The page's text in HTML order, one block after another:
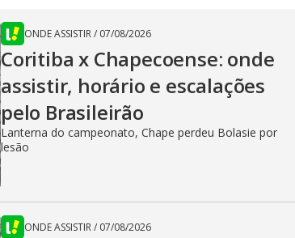
ONDE ASSISTIR/ 07/08/2026
Coritiba x Chapecoense: onde
assistir, horário e escalações
pelo Brasileirão
Lanterna do campeonato, Chape perdeu Bolasie por
lesão
ONDE ASSISTIR/ 07/08/2026